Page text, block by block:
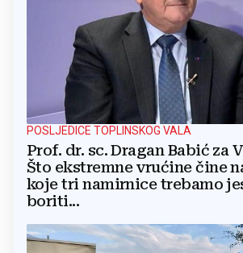
POSLJEDICE TOPLINSKOG VALA
Prof. dr. sc. Dragan Babić za
Što ekstremne vrućine čine
koje tri namirnice trebamo
boriti...